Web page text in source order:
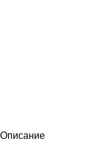
Описание